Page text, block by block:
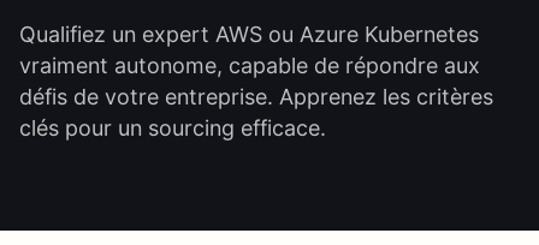
Qualifiez un expert AWS ou Azure Kubernetes
vraiment autonome, capable de répondre aux
défis de votre entreprise. Apprenez les critères
clés pour un sourcing efficace.